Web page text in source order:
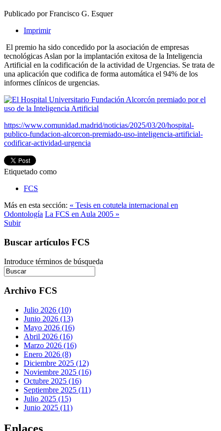
Publicado por Francisco G. Esquer
Imprimir
El premio ha sido concedido por la asociación de empresas
tecnológicas Aslan por la implantación exitosa de la Inteligencia
Artificial en la codificación de la actividad de Urgencias. Se trata de
una aplicación que codifica de forma automática el 94% de los
informes clínicos de urgencias.
https://www.comunidad.madrid/noticias/2025/03/20/hospital-
publico-fundacion-alcorcon-premiado-uso-inteligencia-artificial-
codificar-actividad-urgencia
Etiquetado como
FCS
Más en esta sección: « Tesis en cotutela internacional en
Odontología La FCS en Aula 2005 »
Subir
Buscar artículos FCS
Introduce términos de búsqueda
Archivo FCS
Julio 2026 (10)
Junio 2026 (13)
Mayo 2026 (16)
Abril 2026 (16)
Marzo 2026 (16)
Enero 2026 (8)
Diciembre 2025 (12)
Noviembre 2025 (16)
Octubre 2025 (16)
Septiembre 2025 (11)
Julio 2025 (15)
Junio 2025 (11)